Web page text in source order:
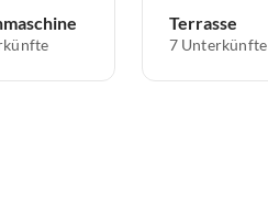
Terrasse
7 Unterkünfte